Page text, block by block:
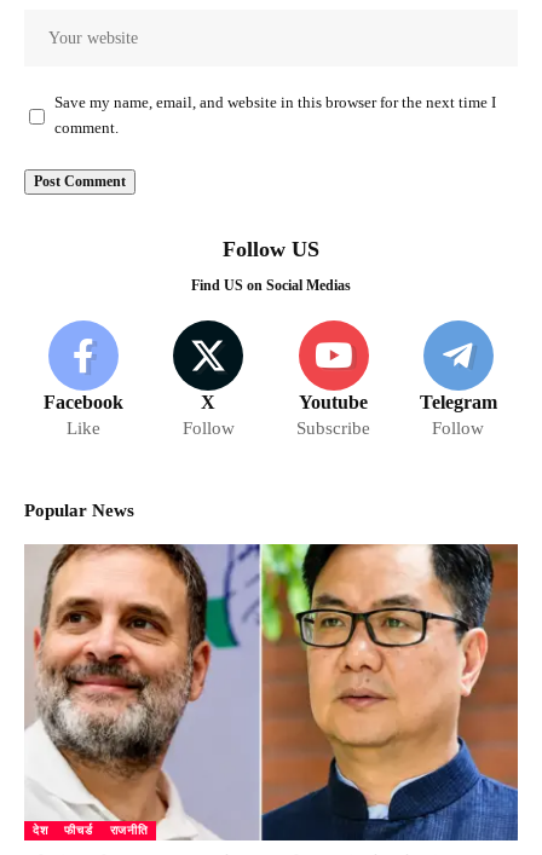
Save my name, email, and website in this browser for the next time I
comment.
Follow US
Find US on Social Medias
Facebook
Like
X
Follow
Youtube
Subscribe
Telegram
Follow
Popular News
देश फीचर्ड राजनीति